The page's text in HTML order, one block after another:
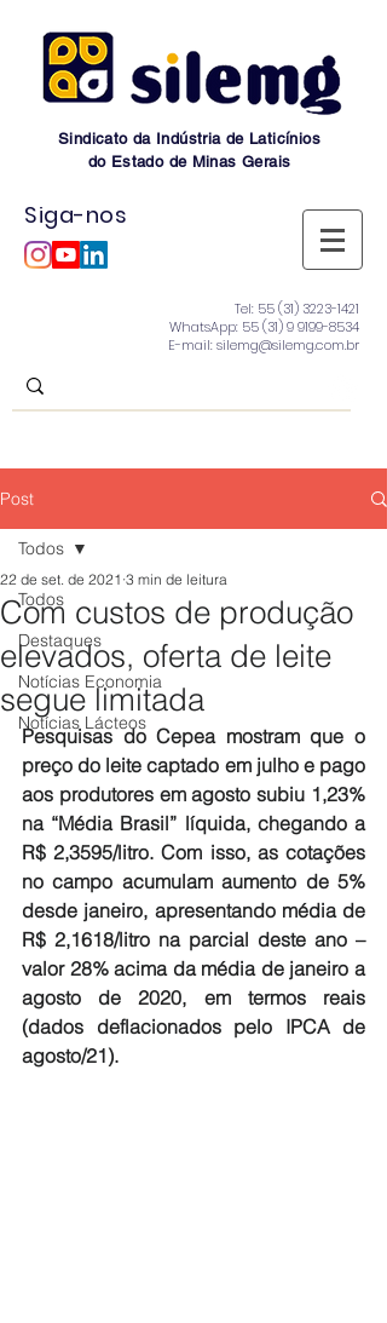
Sindicato da Indústria de Laticínios
do Estado de Minas Gerais
Siga-nos
Tel: 55 (31) 3223-1421
WhatsApp: 55 (31) 9 9199-8534
E-mail: silemg@silemg.com.br
Post
Todos
Destaques
Notícias Economia
Notícias Lácteos
Todos
Com custos de produção
elevados, oferta de leite
segue limitada
22 de set. de 2021 3 min de leitura
Pesquisas do Cepea mostram que o
preço do leite captado em julho e pago
aos produtores em agosto subiu 1,23%
na “Média Brasil” líquida, chegando a
R$ 2,3595/litro. Com isso, as cotações
no campo acumulam aumento de 5%
desde janeiro, apresentando média de
R$ 2,1618/litro na parcial deste ano –
valor 28% acima da média de janeiro a
agosto de 2020, em termos reais
(dados deflacionados pelo IPCA de
agosto/21).